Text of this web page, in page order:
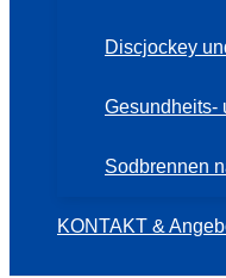
Discjockey
Gesundheits-
Sodbrennen
KONTAKT &